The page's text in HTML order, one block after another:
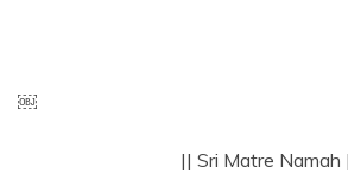
￼
|| Sri Matre Namah